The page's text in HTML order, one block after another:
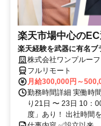
楽天市場中心の
楽天経験を武器に有名
株式会社ワンプルーフ
フルリモート
月給300,000円～
勤務時間詳細 実働時
り21日 〜 23日 10：
度」あり！ 出社時間